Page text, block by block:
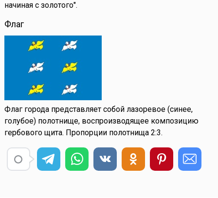
начиная с золотого".
Флаг
Флаг города представляет собой лазоревое (синее,
голубое) полотнище, воспроизводящее композицию
гербового щита. Пропорции полотнища 2:3.